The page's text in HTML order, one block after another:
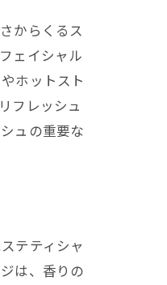
からくるス
ェイシャル
ホットスト
フレッシュ
ュの重要な
テティシャ
は、香りの